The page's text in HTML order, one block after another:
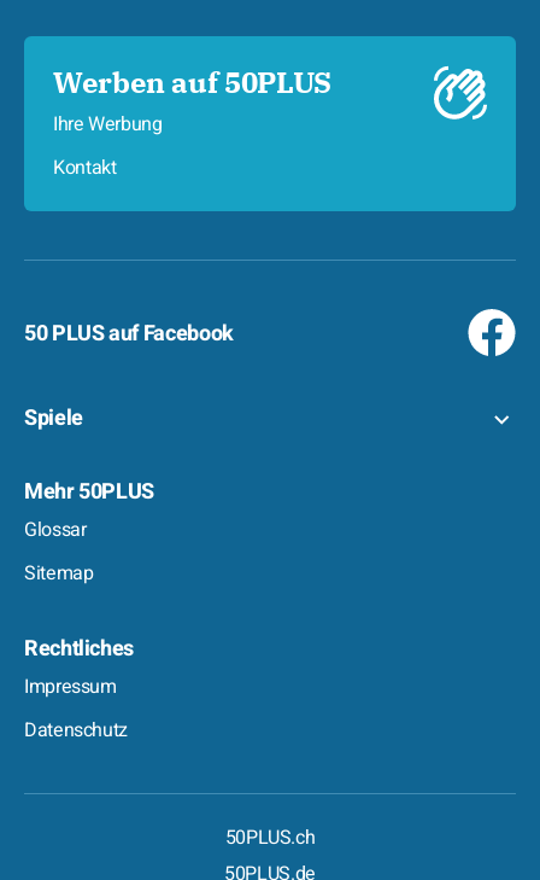
Werben auf 50PLUS
Ihre Werbung
Kontakt
50 PLUS auf Facebook
Spiele
Mehr 50PLUS
Glossar
Sitemap
Rechtliches
Impressum
Datenschutz
50PLUS.ch
50PLUS.de